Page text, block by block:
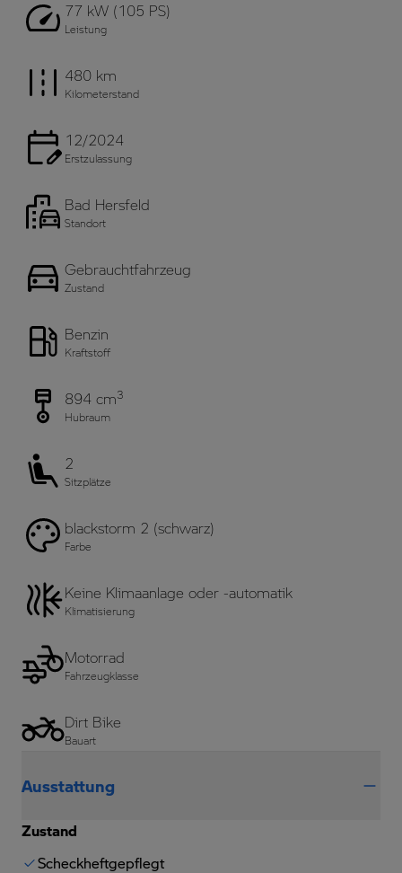
77 kW (105 PS)
Leistung
480 km
Kilometerstand
12/2024
Erstzulassung
Bad Hersfeld
Standort
Gebrauchtfahrzeug
Zustand
Benzin
Kraftstoff
894 cm3
Hubraum
2
Sitzplätze
blackstorm 2 (schwarz)
Farbe
Keine Klimaanlage oder -automatik
Klimatisierung
Motorrad
Fahrzeugklasse
Dirt Bike
Bauart
Ausstattung
Zustand
Scheckheftgepflegt